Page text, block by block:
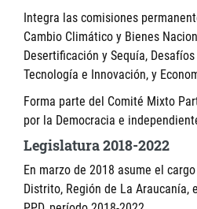
Integra las comisiones
Cambio Climático y Bienes
Desertificación y Sequía,
Tecnología e Innovación, y
Forma parte del Comité Mixto
por la Democracia e
Legislatura 2018-2022
En marzo de 2018 asume el
Distrito, Región de La Araucanía,